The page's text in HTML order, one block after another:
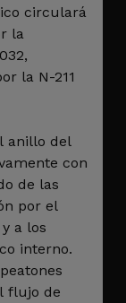
circulará
la
la N-211
anillo del
con
de las
por el
a los
interno.
flujo de